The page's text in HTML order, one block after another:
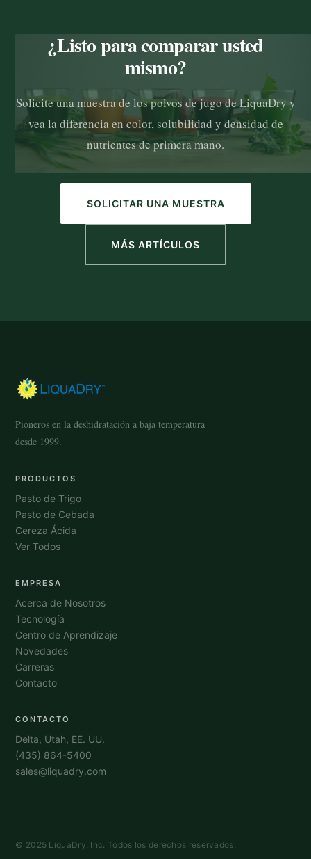
¿Listo para comparar usted
mismo?
Solicite una muestra de los polvos de jugo de LiquaDry y
vea la diferencia en color, solubilidad y densidad de
nutrientes de primera mano.
SOLICITAR UNA MUESTRA
MÁS ARTÍCULOS
Pioneros en la deshidratación a baja temperatura
desde 1999.
PRODUCTOS
Pasto de Trigo
Pasto de Cebada
Cereza Ácida
Ver Todos
EMPRESA
Acerca de Nosotros
Tecnología
Centro de Aprendizaje
Novedades
Carreras
Contacto
CONTACTO
Delta, Utah, EE. UU.
(435) 864-5400
sales@liquadry.com
© 2025 LiquaDry, Inc. Todos los derechos reservados.